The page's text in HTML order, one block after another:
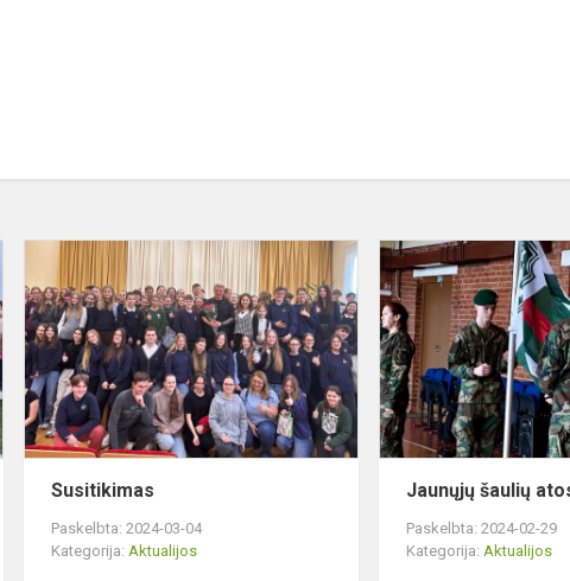
Draugiškos
futbolo
varžybos
Susitikimas
Susitikimas
Paskelbta: 2024-03-04
Kategorija:Aktualijos
Jaunųjų šaulių
Paskelbta: 2024-02-29
Kategorija:Aktualijos